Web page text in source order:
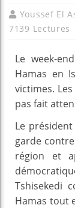
Youssef El
7139 Lectures
Le week-
Hamas en
victimes.
pas fait
Le
garde
région et
Tshisekedi
Hamas tout